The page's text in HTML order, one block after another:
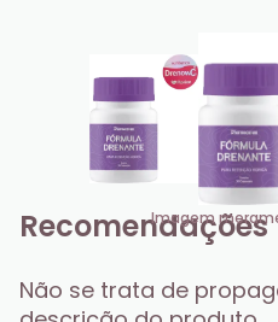
Imagem
Recomendações
Não se trata de